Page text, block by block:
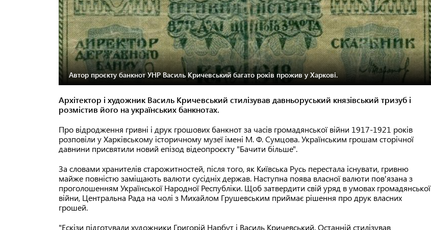
Автор проєкту банкнот УНР Василь Кричевський багато років прожив у Харкові.
Архітектор і художник Василь Кричевський стилізував давньоруський князівський тризуб і
розмістив його на українських банкнотах.
Про відродження гривні і друк грошових банкнот за часів громадянської війни 1917-1921 років
розповіли у Харківському історичному музеї імені М. Ф. Сумцова. Українським грошам сторічної
давнини присвятили новий епізод відеопроєкту "Бачити більше".
За словами хранителів старожитностей, після того, як Київська Русь перестала існувати, гривню
майже повністю заміщають валюти сусідніх держав. Наступна поява власної валюти пов'язана з
проголошенням Української Народної Республіки. Щоб затвердити свій уряд в умовах громадянської
війни, Центральна Рада на чолі з Михайлом Грушевським приймає рішення про друк власних
грошей.
"Ескізи підготували художники Григорій Нарбут і Василь Кричевський. Останній стилізував